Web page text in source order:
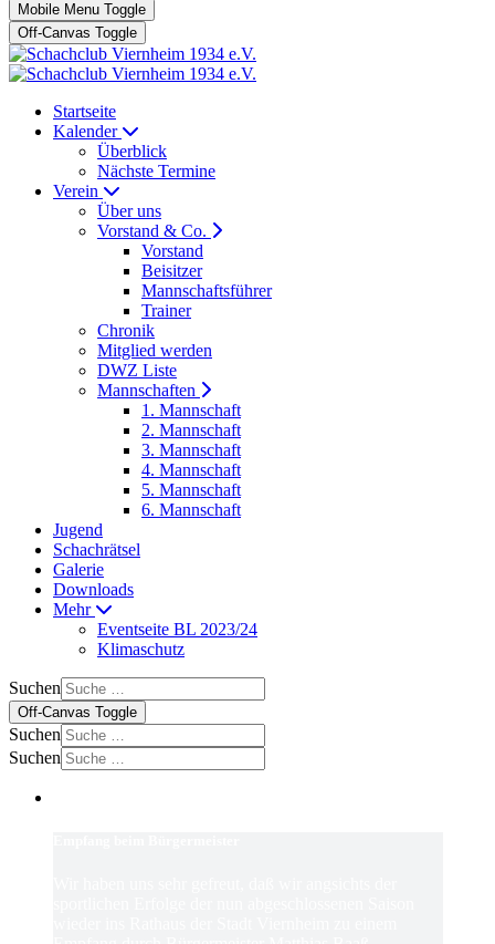
Mobile Menu Toggle
Off-Canvas Toggle
Startseite
Kalender
Überblick
Nächste Termine
Verein
Über uns
Vorstand & Co.
Vorstand
Beisitzer
Mannschaftsführer
Trainer
Chronik
Mitglied werden
DWZ Liste
Mannschaften
1. Mannschaft
2. Mannschaft
3. Mannschaft
4. Mannschaft
5. Mannschaft
6. Mannschaft
Jugend
Schachrätsel
Galerie
Downloads
Mehr
Eventseite BL 2023/24
Klimaschutz
Suchen
Off-Canvas Toggle
Suchen
Suchen